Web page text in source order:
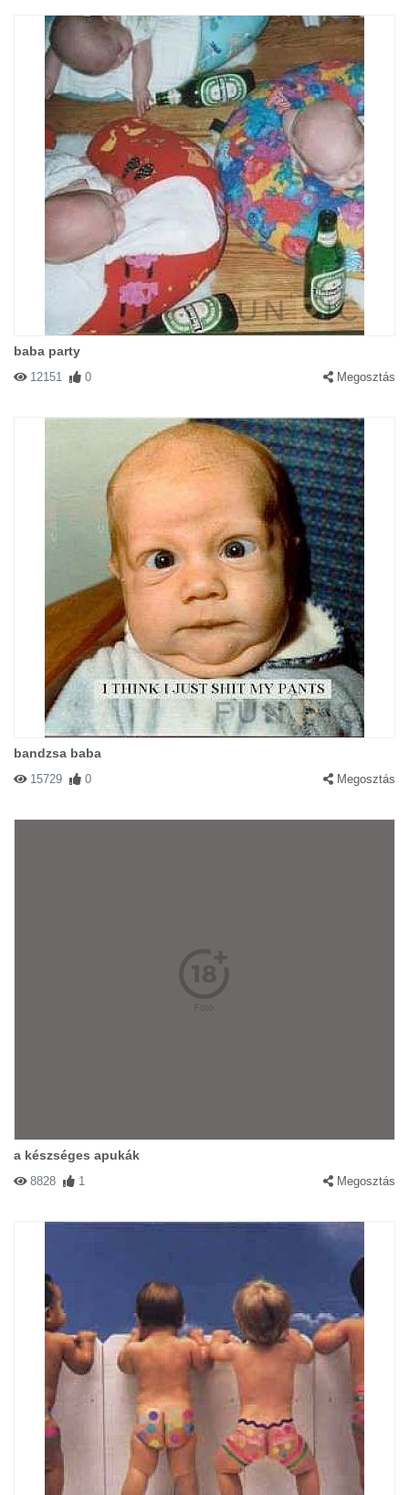
baba party
12151 0 Megosztás
bandzsa baba
15729 0 Megosztás
a készséges apukák
8828 1 Megosztás